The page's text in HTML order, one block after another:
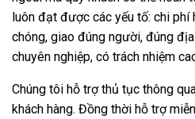
luôn đạt được các yếu tố: chi phí
chóng, giao đúng người, đúng
chuyên nghiệp, có trách nhiệm
Chúng tôi hỗ trợ thủ tục thông
khách hàng. Đồng thời hỗ trợ